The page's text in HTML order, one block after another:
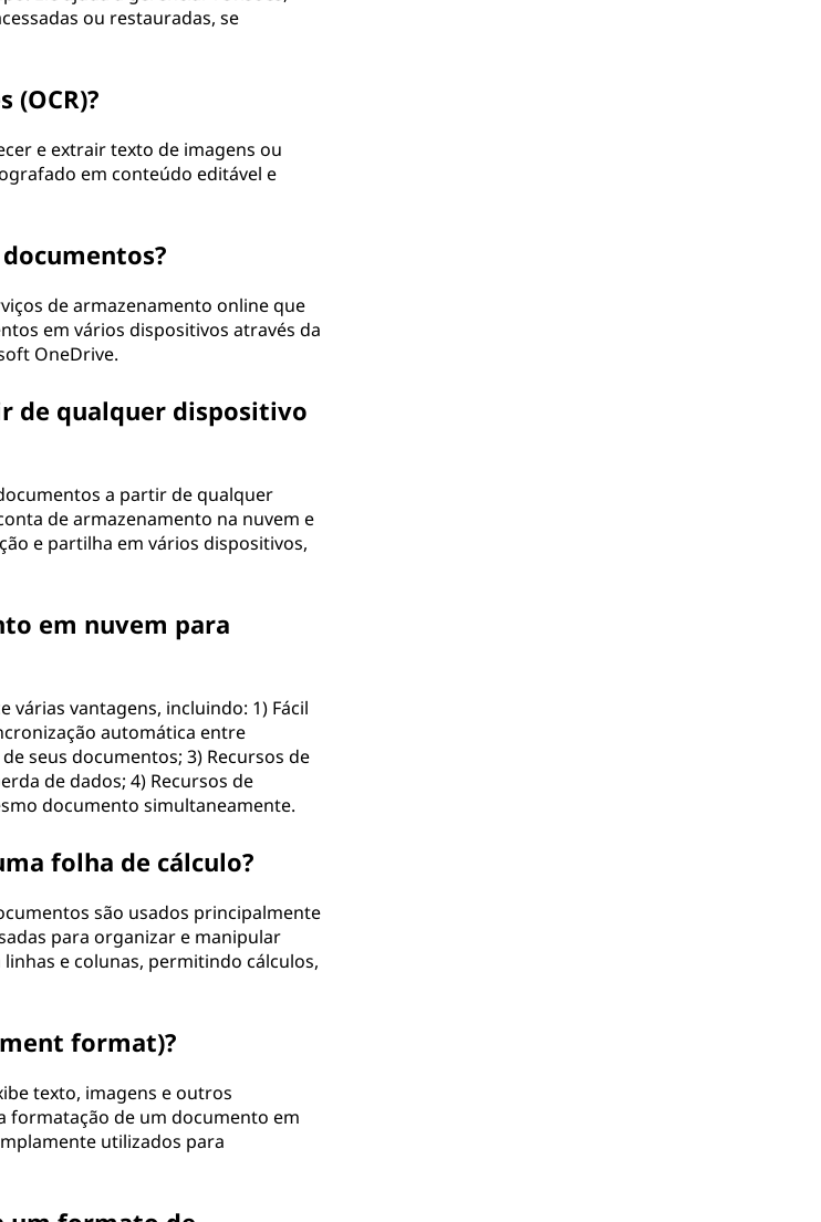
ou restauradas, se
e extrair texto de imagens ou
em conteúdo editável e
de armazenamento online que
em vários dispositivos através da
OneDrive.
de qualquer dispositivo
a partir de qualquer
de armazenamento na nuvem e
e partilha em vários dispositivos,
em nuvem para
vantagens, incluindo: 1) Fácil
automática entre
seus documentos; 3) Recursos de
de dados; 4) Recursos de
documento simultaneamente.
folha de cálculo?
são usados principalmente
para organizar e manipular
e colunas, permitindo cálculos,
format)?
texto, imagens e outros
formatação de um documento em
utilizados para